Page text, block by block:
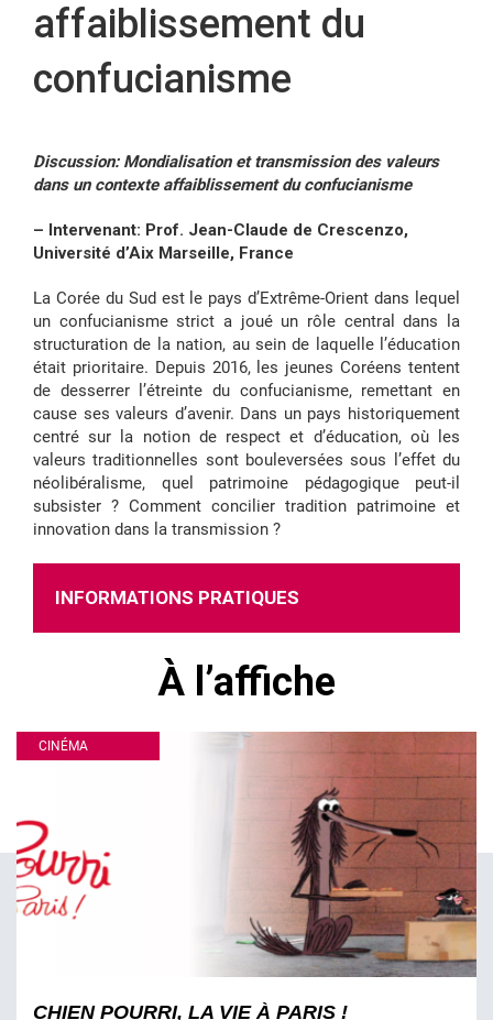
affaiblissement du
confucianisme
Discussion: Mondialisation et transmission des valeurs
dans un contexte affaiblissement du confucianisme
– Intervenant: Prof. Jean-Claude de Crescenzo,
Université d’Aix Marseille, France
La Corée du Sud est le pays d’Extrême-Orient dans lequel
un confucianisme strict a joué un rôle central dans la
structuration de la nation, au sein de laquelle l’éducation
était prioritaire. Depuis 2016, les jeunes Coréens tentent
de desserrer l’étreinte du confucianisme, remettant en
cause ses valeurs d’avenir. Dans un pays historiquement
centré sur la notion de respect et d’éducation, où les
valeurs traditionnelles sont bouleversées sous l’effet du
néolibéralisme, quel patrimoine pédagogique peut-il
subsister ? Comment concilier tradition patrimoine et
innovation dans la transmission ?
INFORMATIONS PRATIQUES
À l’affiche
CINÉMA
CHIEN POURRI, LA VIE À PARIS !